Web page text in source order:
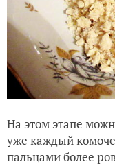
На этом этапе
уже каждый
пальцами более